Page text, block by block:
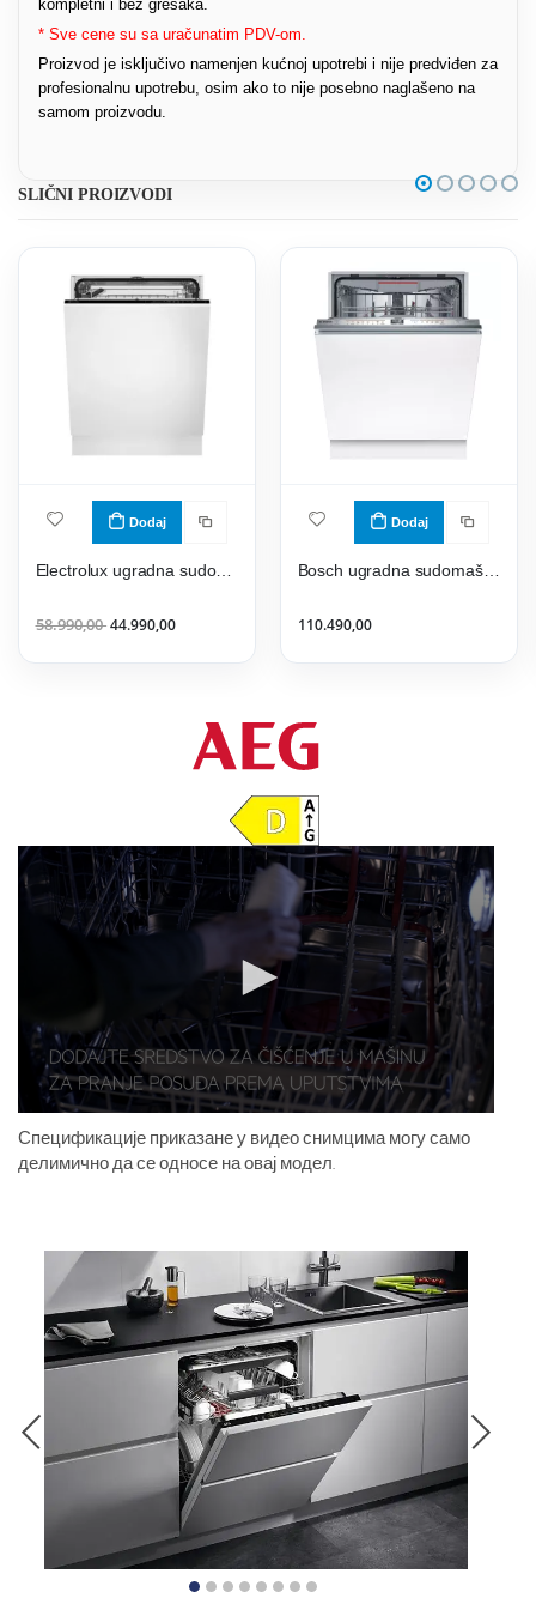
kompletni i bez grešaka.
* Sve cene su sa uračunatim PDV-om.
Proizvod je isključivo namenjen kućnoj upotrebi i nije predviđen za
profesionalnu upotrebu, osim ako to nije posebno naglašeno na
samom proizvodu.
SLIČNI PROIZVODI
Dodaj
Electrolux ugradna sudomašina EEA17200L
58.990,0044.990,00
Dodaj
Bosch ugradna sudomašina SMV6ECX93E
110.490,00
Спецификације приказане у видео снимцима могу само
делимично да се односе на овај модел.